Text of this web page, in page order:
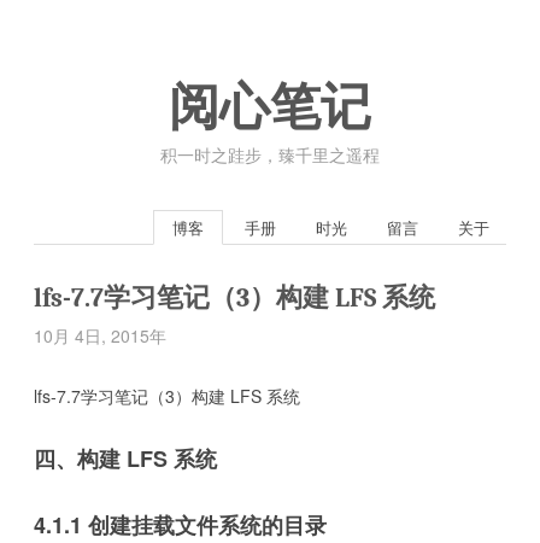
阅心笔记
积一时之跬步，臻千里之遥程
博客 手册 时光 留言 关于
lfs-7.7学习笔记（3）构建 LFS 系统
10月 4日, 2015年
lfs-7.7学习笔记（3）构建 LFS 系统
四、构建 LFS 系统
4.1.1 创建挂载文件系统的目录